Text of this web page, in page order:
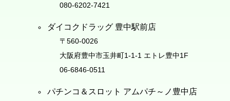
080-6202-7421
ダイコクドラッグ 豊中駅前店
〒560-0026
大阪府豊中市玉井町1-1-1 エトレ豊中1F
06-6846-0511
パチンコ＆スロット アムパチ～ノ豊中店